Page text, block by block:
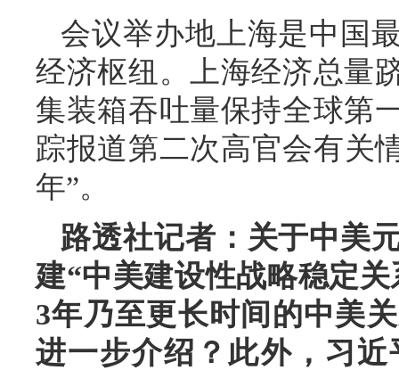
会议举办地上海是中国
经济枢纽。上海经济总量
集装箱吞吐量保持全球第
踪报道第二次高官会有关
年”。
路透社记者：关于中美
建“中美建设性战略稳定
3年乃至更长时间的中美
进一步介绍？此外，习